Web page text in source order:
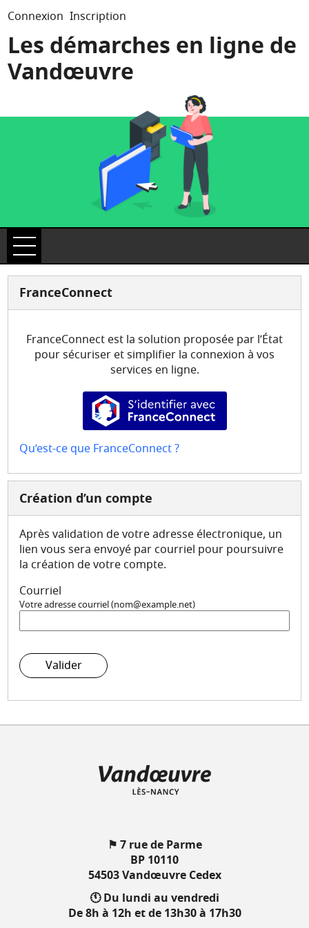
Les démarches en ligne de
Vandœuvre
Connexion Inscription
Ouvrir le menu
Accueil
Mes demandes
Mon compte
FranceConnect
FranceConnect est la solution proposée par l’État
pour sécuriser et simplifier la connexion à vos
services en ligne.
S’identifier avec
Qu’est-ce que FranceConnect ?
Création d’un compte
Après validation de votre adresse électronique, un
lien vous sera envoyé par courriel pour poursuivre
la création de votre compte.
Courriel
Votre adresse courriel (nom@example.net)
Valider
⚑ 7 rue de Parme
BP 10110
54503 Vandœuvre Cedex
🕚 Du lundi au vendredi
De 8h à 12h et de 13h30 à 17h30